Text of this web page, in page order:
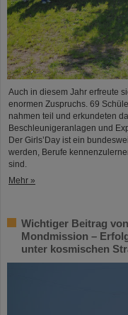
Auch in diesem Jahr erfreute
enormen Zuspruchs. 69
nahmen teil und erkundeten
Beschleunigeranlagen und
Der Girls’Day ist ein
werden, Berufe
sind.
Mehr »
Wichtiger Beitrag
Mondmission –
unter kosmischen